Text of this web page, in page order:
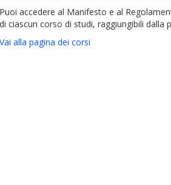
Puoi accedere al Manifesto e al
di ciascun corso di studi, raggiungibili dalla
Vai alla pagina dei corsi